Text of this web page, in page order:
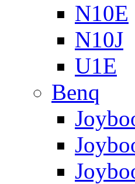
N10E
N10J
U1E
Benq